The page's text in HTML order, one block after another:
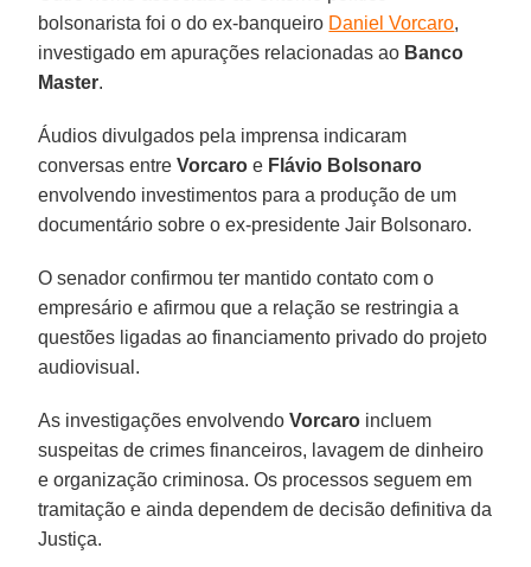
bolsonarista foi o do ex-banqueiro Daniel Vorcaro,
investigado em apurações relacionadas ao Banco
Master.
Áudios divulgados pela imprensa indicaram
conversas entreVorcaro e Flávio Bolsonaro
envolvendo investimentos para a produção de um
documentário sobre o ex-presidente Jair Bolsonaro.
O senador confirmou ter mantido contato com o
empresário e afirmou que a relação se restringia a
questões ligadas ao financiamento privado do projeto
audiovisual.
As investigações envolvendoVorcaro incluem
suspeitas de crimes financeiros, lavagem de dinheiro
e organização criminosa. Os processos seguem em
tramitação e ainda dependem de decisão definitiva da
Justiça.